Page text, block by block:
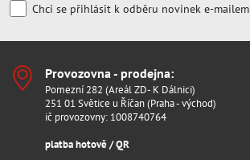
Chci se přihlásit k odběru novinek e-mailem
Provozovna - prodejna:
Pomezní 282 (Areál ZD- K Dálnici)
251 01 Světice u Říčan (Praha - východ)
ič provozovny: 1008740764
platba hotově / QR